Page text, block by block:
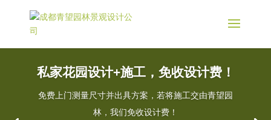
私家花园设计+施工，免收设计费！
免费上门测量尺寸并出具方案，若将施工交由青望园
林，我们免收设计费！